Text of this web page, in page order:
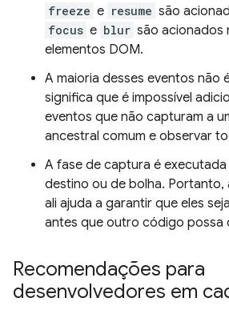
freeze e resume são
focus e blur são acionados
elementos DOM.
A maioria desses eventos não
significa que é impossível
eventos que não capturam a
ancestral comum e observar
A fase de captura é
destino ou de bolha. Portanto,
ali ajuda a garantir que eles
antes que outro código possa
Recomendações para
desenvolvedores em